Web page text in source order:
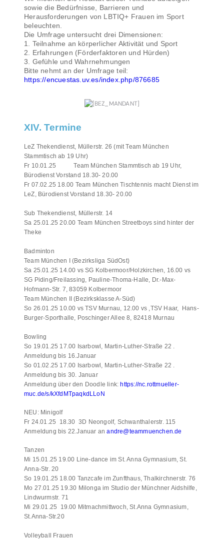
sowie die Bedürfnisse, Barrieren und
Herausforderungen von LBTIQ+ Frauen im Sport
beleuchten.
Die Umfrage untersucht drei Dimensionen:
1. Teilnahme an körperlicher Aktivität und Sport
2. Erfahrungen (Förderfaktoren und Hürden)
3. Gefühle und Wahrnehmungen
Bitte nehmt an der Umfrage teil:
https://encuestas.uv.es/index.php/876685
XIV. Termine
LeZ Thekendienst, Müllerstr. 26 (mit Team München
Stammtisch ab 19 Uhr)
Fr 10.01.25 Team München Stammtisch ab 19 Uhr,
Bürodienst Vorstand 18.30- 20.00
Fr 07.02.25 18.00 Team München Tischtennis macht Dienst im
LeZ, Bürodienst Vorstand 18.30- 20.00
Sub Thekendienst, Müllerstr. 14
Sa 25.01.25 20.00 Team München Streetboys sind hinter der
Theke
Badminton
Team München I (Bezirksliga SüdOst)
Sa 25.01.25 14.00 vs SG Kolbermoor/Holzkirchen, 16.00 vs
SG Piding/Freilassing, Pauline-Thoma-Halle, Dr.-Max-
Hofmann-Str. 7, 83059 Kolbermoor
Team München II (Bezirksklasse A-Süd)
So 26.01.25 10.00 vs TSV Murnau, 12.00 vs ,TSV Haar, Hans-
Burger-Sporthalle, Poschinger Allee 8, 82418 Murnau
Bowling
So 19.01.25 17.00 Isarbowl, Martin-Luther-Straße 22 .
Anmeldung bis 16.Januar
So 01.02.25 17.00 Isarbowl, Martin-Luther-Straße 22 .
Anmeldung bis 30. Januar
Anmeldung über den Doodle link:https://nc.rottmueller-
muc.de/s/kXfdMTpaqkdLLoN
NEU: Minigolf
Fr 24.01.25 18.30 3D Neongolf, Schwanthalerstr. 115
Anmeldung bis 22.Januar anandre@teammuenchen.de
Tanzen
Mi 15.01.25 19.00 Line-dance im St. Anna Gymnasium, St.
Anna-Str. 20
So 19.01.25 18.00 Tanzcafe im Zunfthaus, Thalkirchnerstr. 76
Mo 27.01.25 19.30 Milonga im Studio der Münchner Aidshilfe,
Lindwurmstr. 71
Mi 29.01.25 19.00 Mitmachmittwoch, St.Anna Gymnasium,
St.Anna-Str.20
Volleyball Frauen